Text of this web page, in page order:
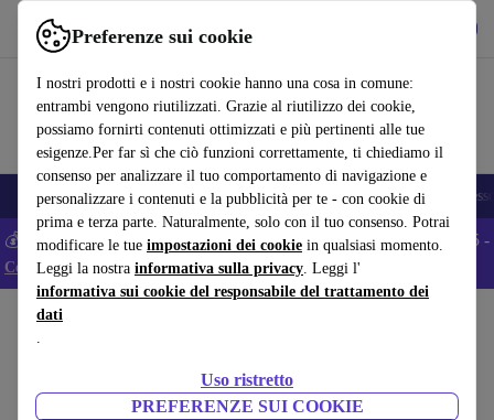
Preferenze sui cookie
I nostri prodotti e i nostri cookie hanno una cosa in comune:
entrambi vengono riutilizzati. Grazie al riutilizzo dei cookie,
possiamo fornirti contenuti ottimizzati e più pertinenti alle tue
esigenze.Per far sì che ciò funzioni correttamente, ti chiediamo il
consenso per analizzare il tuo comportamento di navigazione e
personalizzare i contenuti e la pubblicità per te - con cookie di
prima e terza parte. Naturalmente, solo con il tuo consenso. Potrai
modificare le tue impostazioni dei cookie in qualsiasi momento.
Leggi la nostra informativa sulla privacy. Leggi l'
informativa sui cookie del responsabile del trattamento dei
dati
.
Uso ristretto
PREFERENZE SUI COOKIE
Usa refurbed in modo rapido e semplice
🎒 Back to school Smartphone Portatili Tablet Smartwatch
💰 Extra -5% su tutti gli smartphone Android - Codice: ANDROID5 -
Condizioni
Home
Como divano 3 posti a sedere blu marino
blu